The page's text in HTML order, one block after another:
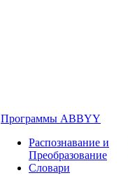
Программы ABBYY
Распознавание и
Преобразование
Словари